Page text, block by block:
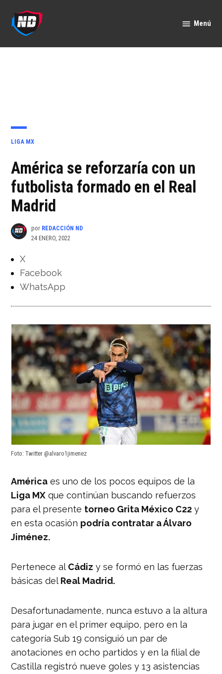
contenido
Menú
PUBLICADO
LIGA MX
América se reforzaría con un
futbolista formado en el Real
Madrid
por REDACCIÓN ND
24 ENERO, 2022
X
Facebook
WhatsApp
Foto: Twitter @alvaro1jimenez
América es uno de los pocos equipos de la
Liga MX que continúan buscando refuerzos
para el presente torneo Grita México C22 y
en esta ocasión podría contratar a Álvaro
Jiménez.
Pertenece al Cádiz y se formó en las fuerzas
básicas del Real Madrid.
Desafortunadamente, nunca estuvo a la altura
para jugar en el primer equipo, pero en la
categoría Sub 19 consiguió un par de
anotaciones en ocho partidos y en la filial de
Castilla registró nueve goles y 13 asistencias